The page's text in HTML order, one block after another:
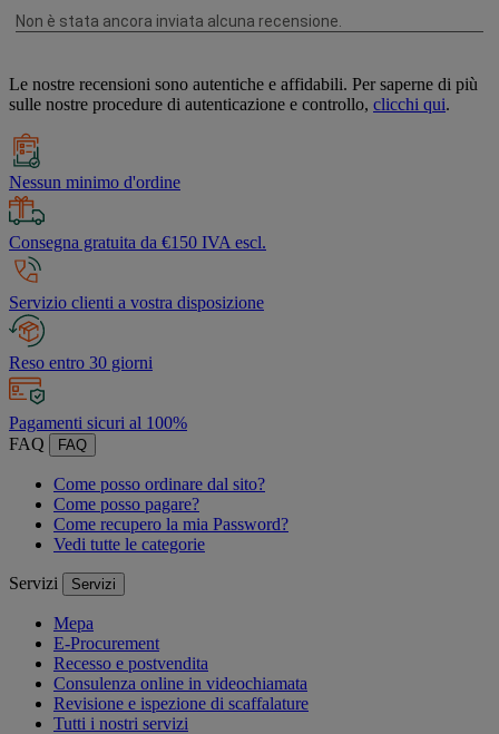
Le nostre recensioni sono autentiche e affidabili. Per saperne di più
sulle nostre procedure di autenticazione e controllo, clicchi qui.
Nessun minimo d'ordine
Consegna gratuita da €150 IVA escl.
Servizio clienti a vostra disposizione
Reso entro 30 giorni
Pagamenti sicuri al 100%
FAQ
FAQ
Come posso ordinare dal sito?
Come posso pagare?
Come recupero la mia Password?
Vedi tutte le categorie
Servizi Servizi
Mepa
E-Procurement
Recesso e postvendita
Consulenza online in videochiamata
Revisione e ispezione di scaffalature
Tutti i nostri servizi